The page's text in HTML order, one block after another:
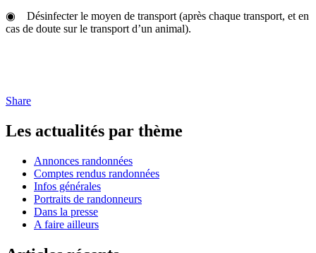
◉ Désinfecter le moyen de transport (après chaque transport, et en
cas de doute sur le transport d’un animal).
Share
Les actualités par thème
Annonces randonnées
Comptes rendus randonnées
Infos générales
Portraits de randonneurs
Dans la presse
A faire ailleurs